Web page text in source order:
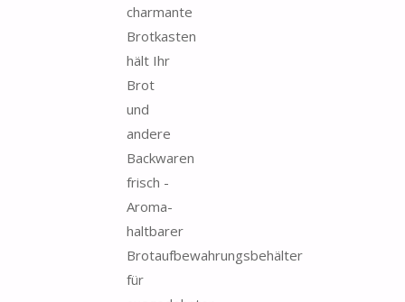
charmante
Brotkasten
hält Ihr
Brot
und
andere
Backwaren
frisch -
Aroma-
haltbarer
Brotaufbewahrungsbehälter
für